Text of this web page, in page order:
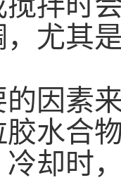
尤其
因素
水合
冷却时